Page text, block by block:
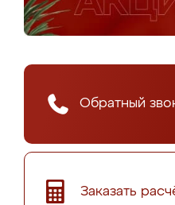
Обратный
Заказать